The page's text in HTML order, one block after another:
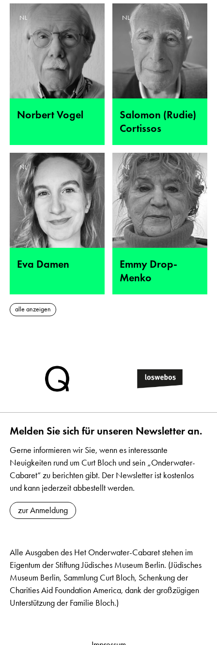
Norbert Vogel
NL
Salomon (Rudie)
Cortissos
NL
Eva Damen
NL
Emmy Drop-
Menko
NL
alle anzeigen
Melden Sie sich für unseren Newsletter an.
Gerne informieren wir Sie, wenn es interessante
Neuigkeiten rund um Curt Bloch und sein „Onderwater-
Cabaret“ zu berichten gibt. Der Newsletter ist kostenlos
und kann jederzeit abbestellt werden.
zur Anmeldung
Alle Ausgaben des Het Onderwater-Cabaret stehen im
Eigentum der Stiftung Jüdisches Museum Berlin. (Jüdisches
Museum Berlin, Sammlung Curt Bloch, Schenkung der
Charities Aid Foundation America, dank der großzügigen
Unterstützung der Familie Bloch.)